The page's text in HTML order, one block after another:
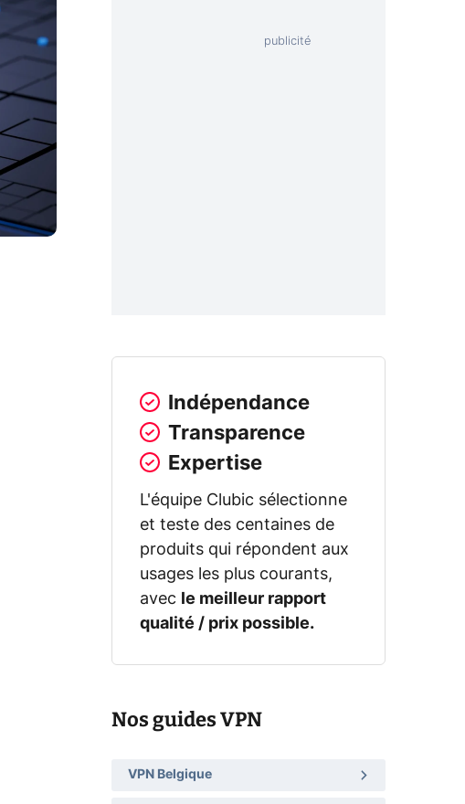
Indépendance
Transparence
Expertise
L'équipe Clubic sélectionne
et teste des centaines de
produits qui répondent aux
usages les plus courants,
avec
le meilleur rapport
qualité / prix possible.
Nos guides VPN
VPN Belgique